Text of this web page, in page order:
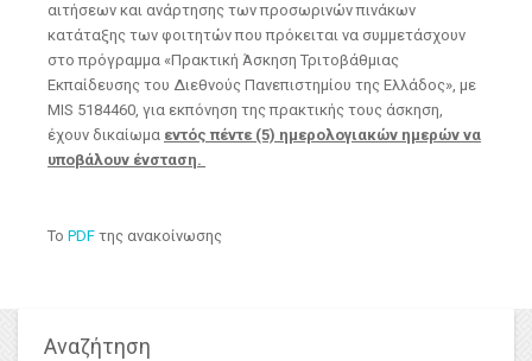
αιτήσεων και ανάρτησης των προσωρινών πινάκων
κατάταξης των φοιτητών που πρόκειται να συμμετάσχουν
στο πρόγραμμα «Πρακτική Άσκηση Τριτοβάθμιας
Εκπαίδευσης του Διεθνούς Πανεπιστημίου της Ελλάδος», με
MIS 5184460, για εκπόνηση της πρακτικής τους άσκηση,
έχουν δικαίωμα εντός πέντε (5) ημερολογιακών ημερών να
υποβάλουν ένσταση.
Το PDF της ανακοίνωσης
Αναζήτηση